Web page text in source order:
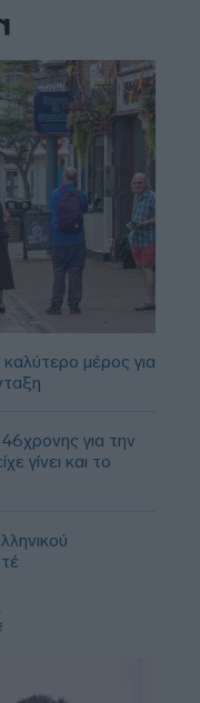
μέρος για
για την
γίνει και το